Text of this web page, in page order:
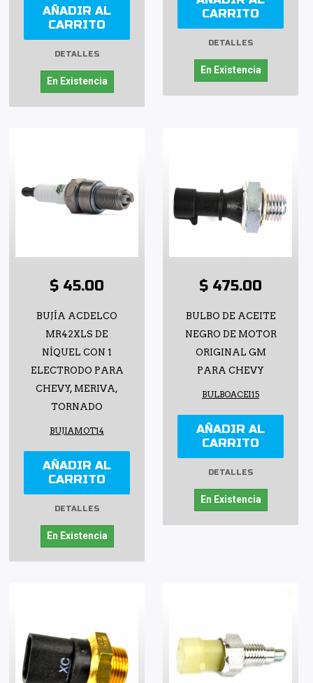
AÑADIR AL
CARRITO
DETALLES
En Existencia
CARRITO
DETALLES
En Existencia
$ 45.00
BUJÍA ACDELCO
MR42XLS DE
NÍQUEL CON 1
ELECTRODO PARA
CHEVY, MERIVA,
TORNADO
BUJIAMOT14
AÑADIR AL
CARRITO
DETALLES
En Existencia
$ 475.00
BULBO DE ACEITE
NEGRO DE MOTOR
ORIGINAL GM
PARA CHEVY
BULBOACEI15
AÑADIR AL
CARRITO
DETALLES
En Existencia